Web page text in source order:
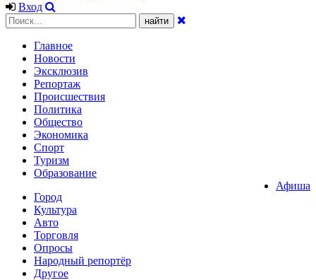
Вход
Главное
Новости
Эксклюзив
Репортаж
Происшествия
Политика
Общество
Экономика
Спорт
Туризм
Образование
Афиша
Город
Культура
Авто
Торговля
Опросы
Народный репортёр
Другое